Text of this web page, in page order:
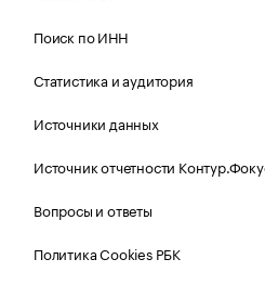
Поиск по ИНН
Статистика и аудитория
Источники данных
Источник отчетности
Вопросы и ответы
Политика Cookies РБК